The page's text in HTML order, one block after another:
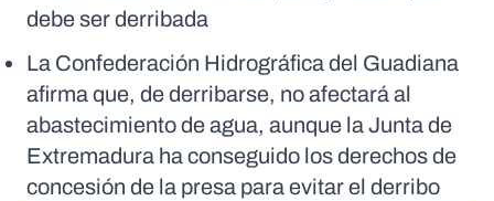
debe ser derribada
La Confederación Hidrográfica del Guadiana
afirma que, de derribarse, no afectará al
abastecimiento de agua, aunque la Junta de
Extremadura ha conseguido los derechos de
concesión de la presa para evitar el derribo